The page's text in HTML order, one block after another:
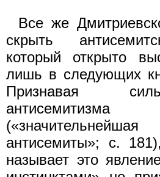
Все же
скрыть
который открыто
лишь в следующих
Признавая
антисемиты»; с.
называет это